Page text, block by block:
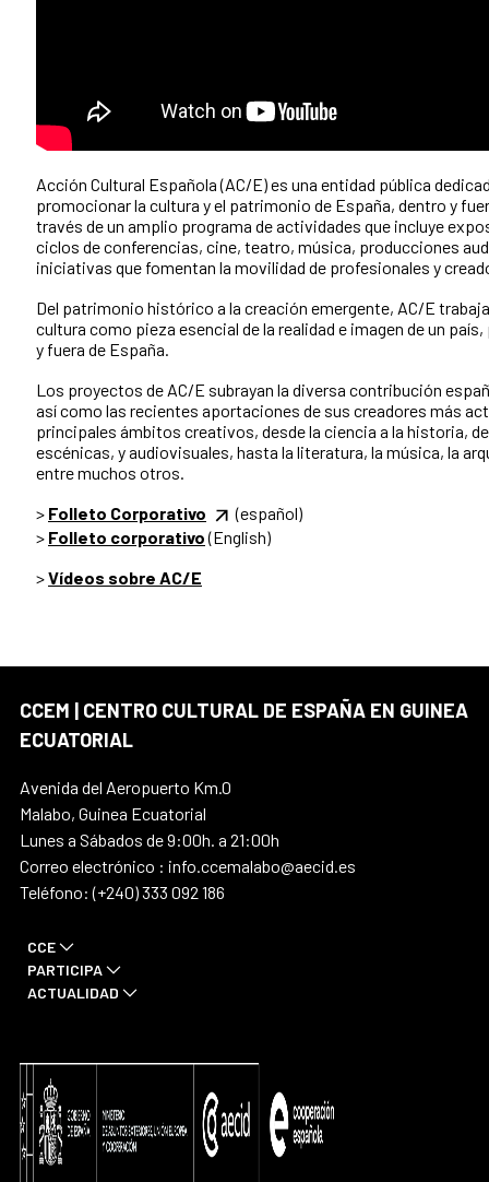
Acción Cultural Española (AC/E) es una entidad pública
promocionar la cultura y el patrimonio de España, dentro y
través de un amplio programa de actividades que incluye
ciclos de conferencias, cine, teatro, música, producciones
iniciativas que fomentan la movilidad de profesionales y
Del patrimonio histórico a la creación emergente, AC/E
cultura como pieza esencial de la realidad e imagen de un
y fuera de España.
Los proyectos de AC/E subrayan la diversa contribución
así como las recientes aportaciones de sus creadores más
principales ámbitos creativos, desde la ciencia a la historia,
escénicas, y audiovisuales, hasta la literatura, la música, la
entre muchos otros.
> Folleto Corporativo
(español)
> Folleto corporativo(English)
>Vídeos sobre AC/E
CCEM | CENTRO CULTURAL DE ESPAÑA EN GUINEA
ECUATORIAL
Avenida del Aeropuerto Km.0
Malabo, Guinea Ecuatorial
Lunes a Sábados de 9:00h. a 21:00h
Correo electrónico : info.ccemalabo@aecid.es
Teléfono: (+240) 333 092 186
CCE
PARTICIPA
ACTUALIDAD